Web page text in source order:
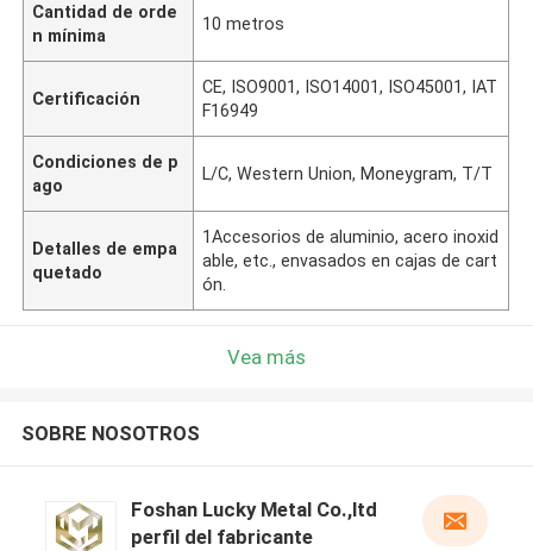
Cantidad de orde
n mínima
10 metros
Certificación
CE, ISO9001, ISO14001, ISO45001, IAT
F16949
Condiciones de p
ago
L/C, Western Union, Moneygram, T/T
Detalles de empa
quetado
1Accesorios de aluminio, acero inoxid
able, etc., envasados en cajas de cart
ón.
Vea más
SOBRE NOSOTROS
Foshan Lucky Metal Co.,ltd
perfil del fabricante